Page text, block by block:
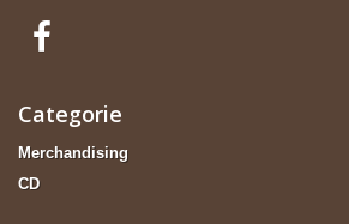
Categorie
Merchandising
CD